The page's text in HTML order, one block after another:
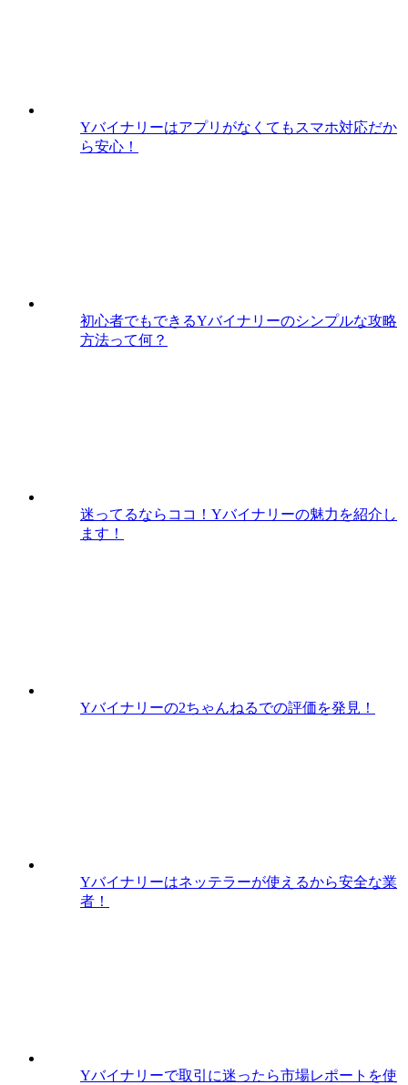
Yバイナリーはアプリがなくてもスマホ対応だか
ら安心！
初心者でもできるYバイナリーのシンプルな攻略
方法って何？
迷ってるならココ！Yバイナリーの魅力を紹介し
ます！
Yバイナリーの2ちゃんねるでの評価を発見！
Yバイナリーはネッテラーが使えるから安全な業
者！
Yバイナリーで取引に迷ったら市場レポートを使